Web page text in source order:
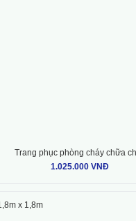
Trang phục phòng cháy chữa
1.025.000 VNĐ